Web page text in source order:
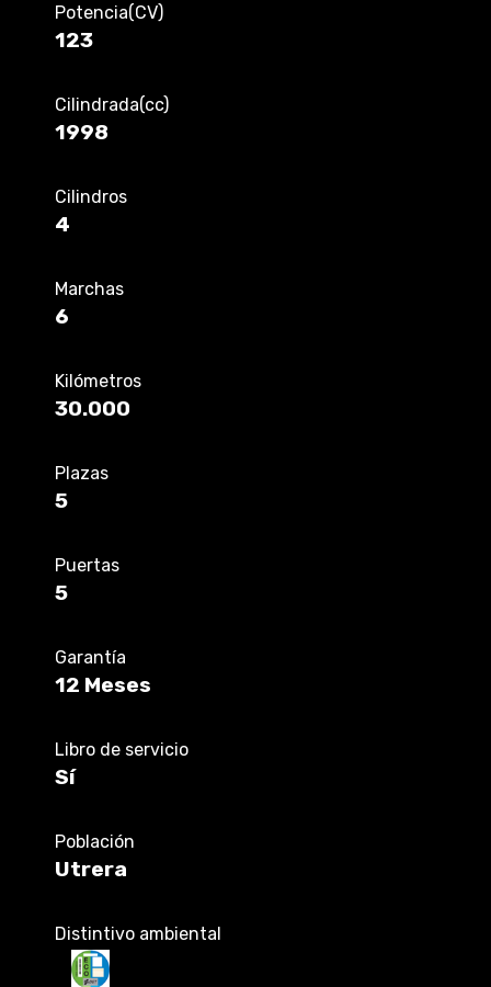
Potencia(CV)
123
Cilindrada(cc)
1998
Cilindros
4
Marchas
6
Kilómetros
30.000
Plazas
5
Puertas
5
Garantía
12 Meses
Libro de servicio
Sí
Población
Utrera
Distintivo ambiental